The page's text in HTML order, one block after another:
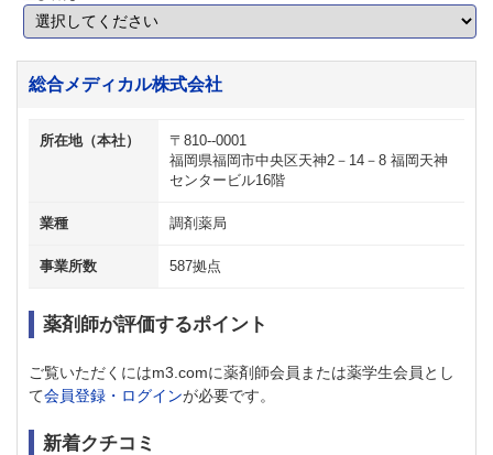
総合メディカル株式会社
所在地（本社）
〒810--0001
福岡県福岡市中央区天神2－14－8 福岡天神
センタービル16階
業種 調剤薬局
事業所数 587拠点
薬剤師が評価するポイント
ご覧いただくにはm3.comに薬剤師会員または薬学生会員とし
て会員登録・ログインが必要です。
新着クチコミ